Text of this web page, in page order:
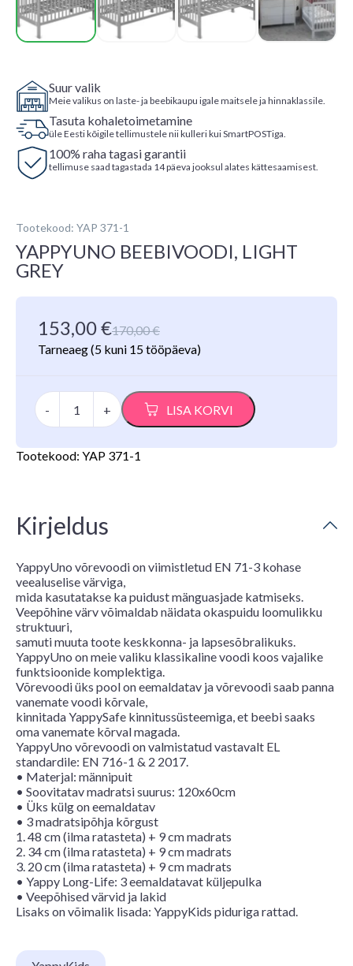
Suur valik
Meie valikus on laste- ja beebikaupu igale maitsele ja hinnaklassile.
Tasuta kohaletoimetamine
üle Eesti kõigile tellimustele nii kulleri kui SmartPOSTiga.
100% raha tagasi garantii
tellimuse saad tagastada 14 päeva jooksul alates kättesaamisest.
Tootekood: YAP 371-1
YAPPYUNO BEEBIVOODI, LIGHT
GREY
170,00€
Algne
hind
oli:
153,00€
Praegune
hind
on:
Tarneaeg(5 kuni 15 tööpäeva)
-
YappyUno
beebivoodi,
Light
kogus
+ LISA KORVI
Tootekood: YAP 371-1
Kirjeldus
YappyUno võrevoodi on viimistletud EN 71-3 kohase
veealuselise värviga,
mida kasutatakse ka puidust mänguasjade katmiseks.
Veepõhine värv võimaldab näidata okaspuidu loomulikku
struktuuri,
samuti muuta toote keskkonna- ja lapsesõbralikuks.
YappyUno on meie valiku klassikaline voodi koos vajalike
funktsioonide komplektiga.
Võrevoodi üks pool on eemaldatav ja võrevoodi saab panna
vanemate voodi kõrvale,
kinnitada YappySafe kinnitussüsteemiga, et beebi saaks
oma vanemate kõrval magada.
YappyUno võrevoodi on valmistatud vastavalt EL
standardile: EN 716-1 & 2 2017.
• Materjal: männipuit
• Soovitatav madratsi suurus: 120x60cm
• Üks külg on eemaldatav
• 3 madratsipõhja kõrgust
1. 48 cm (ilma ratasteta) + 9 cm madrats
2. 34 cm (ilma ratasteta) + 9 cm madrats
3. 20 cm (ilma ratasteta) + 9 cm madrats
• Yappy Long-Life: 3 eemaldatavat küljepulka
• Veepõhised värvid ja lakid
Lisaks on võimalik lisada: YappyKids piduriga rattad.